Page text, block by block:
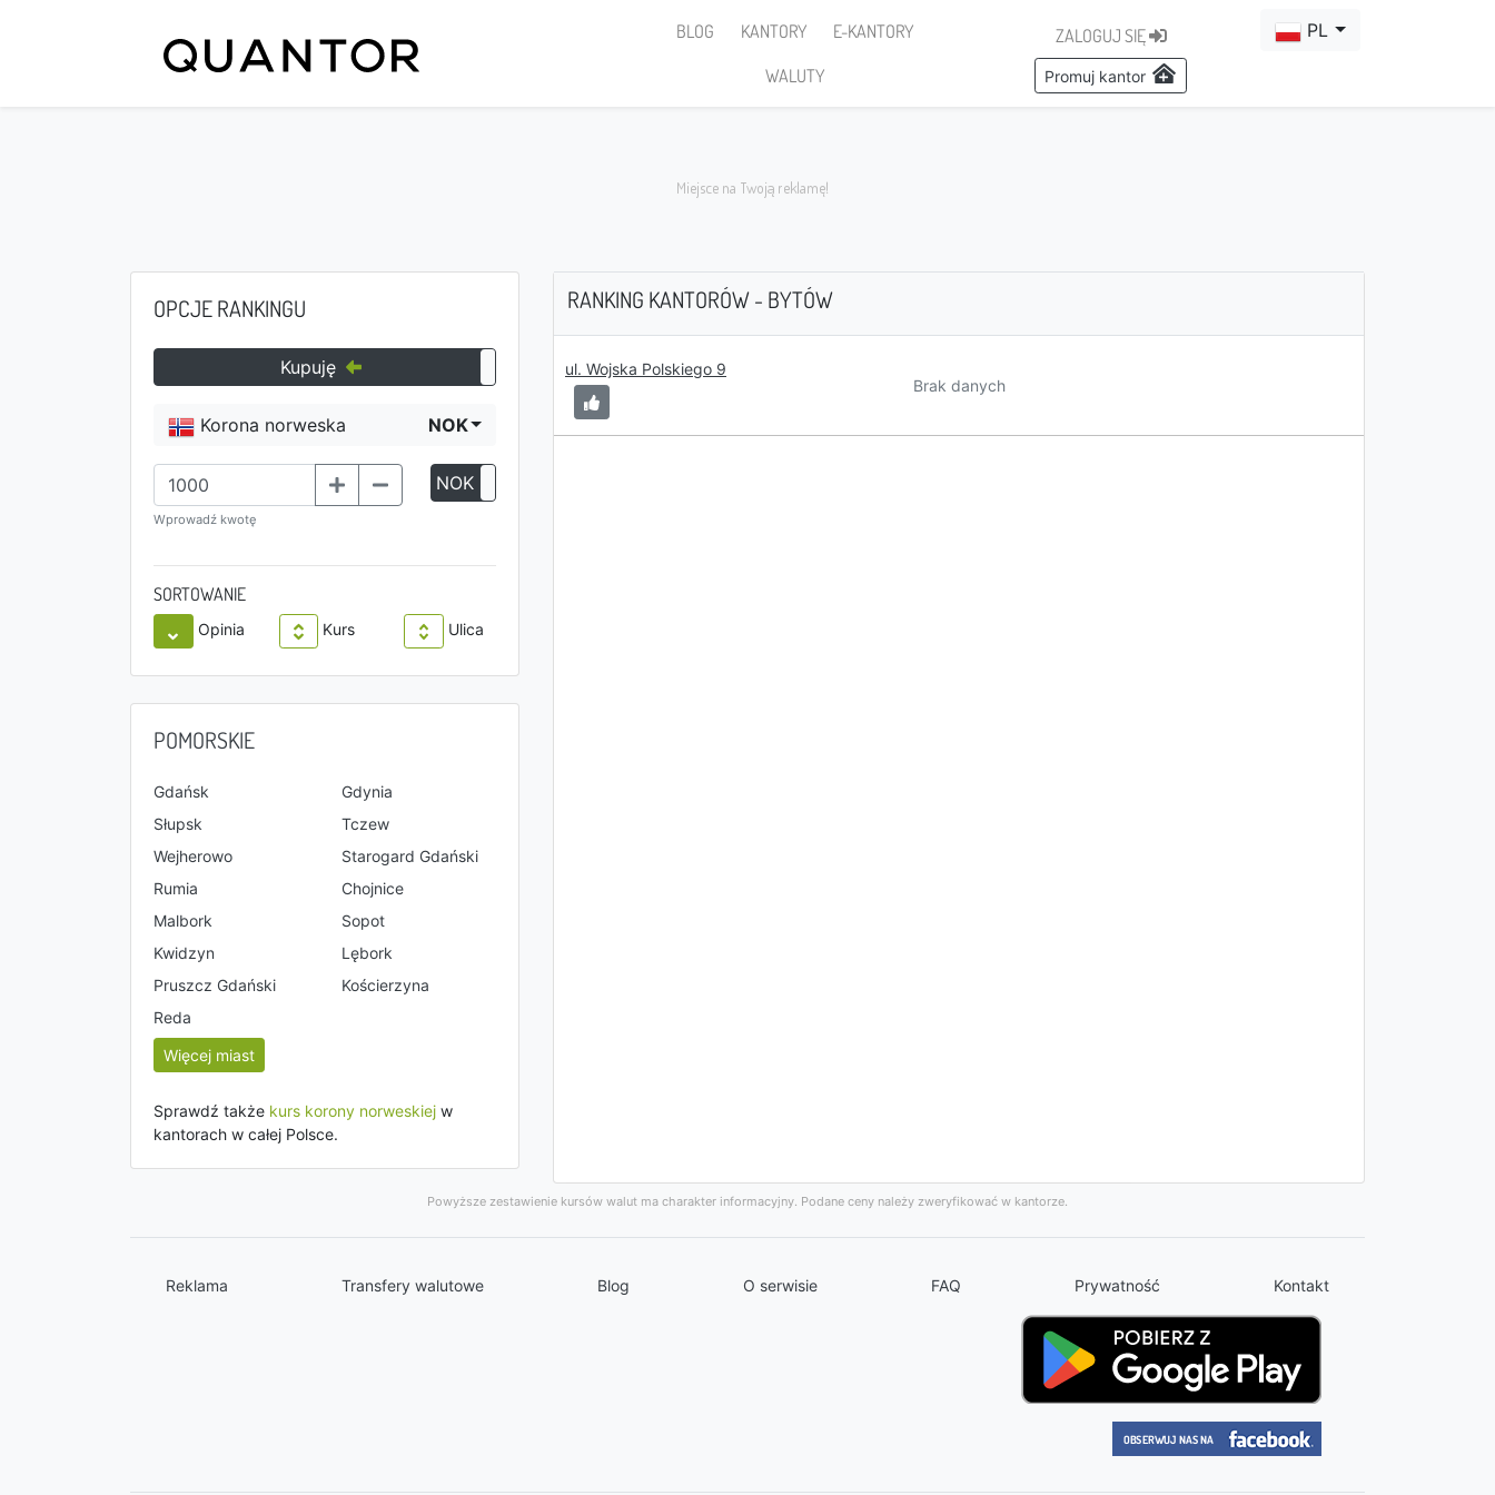
BLOG KANTORY
E-KANTORY
WALUTY
ZALOGUJ SIĘ
Promuj kantor
PL
OPCJE RANKINGU
Kupuję Sprzedaję
Korona norweska NOK
Wprowadź kwotę
NOK
SORTOWANIE
Opinia Kurs Ulica
POMORSKIE
Gdańsk
Gdynia
Słupsk
Tczew
Wejherowo
Starogard Gdański
Rumia
Chojnice
Malbork
Sopot
Kwidzyn
Lębork
Pruszcz Gdański
Kościerzyna
Reda
Więcej miast
Sprawdź także kurs korony norweskiej w
kantorach w całej Polsce.
RANKING KANTORÓW - BYTÓW
ul. Wojska Polskiego 9
Brak danych
Powyższe zestawienie kursów walut ma charakter informacyjny. Podane ceny należy zweryfikować w kantorze.
Reklama Transfery walutowe Blog O serwisie FAQ Prywatność Kontakt